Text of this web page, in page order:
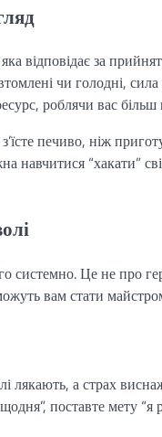
відповідає за
чи голодні,
роблячи вас
печиво, ніж
навчитися “хакати”
Це не про
вам стати
лякають, а страх
поставте мету